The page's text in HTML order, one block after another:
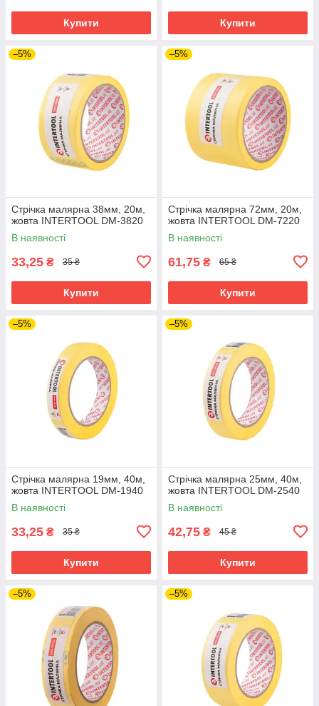
Купити Купити
–5%
Стрічка малярна 38мм, 20м,
жовта INTERTOOL DM-3820
В наявності
33,25 ₴ 35 ₴
Купити
–5%
Стрічка малярна 72мм, 20м,
жовта INTERTOOL DM-7220
В наявності
61,75 ₴ 65 ₴
Купити
–5%
Стрічка малярна 19мм, 40м,
жовта INTERTOOL DM-1940
В наявності
33,25 ₴ 35 ₴
Купити
–5%
Стрічка малярна 25мм, 40м,
жовта INTERTOOL DM-2540
В наявності
42,75 ₴ 45 ₴
Купити
–5% –5%